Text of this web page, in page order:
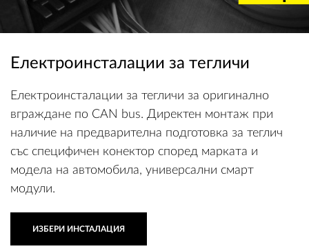
Електроинсталации за тегличи
Електроинсталации за тегличи за оригинално
вграждане по CAN bus. Директен монтаж при
наличие на предварителна подготовка за теглич
със специфичен конектор според марката и
модела на автомобила, универсални смарт
модули.
ИЗБЕРИ ИНСТАЛАЦИЯ